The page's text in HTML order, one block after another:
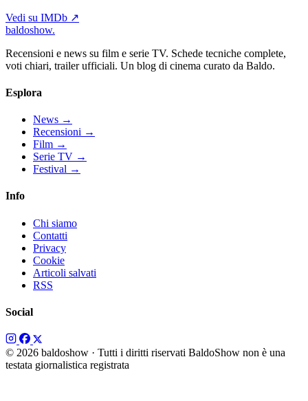
Vedi su IMDb ↗
baldoshow.
Recensioni e news su film e serie TV. Schede tecniche complete,
voti chiari, trailer ufficiali. Un blog di cinema curato da Baldo.
Esplora
News →
Recensioni →
Film →
Serie TV →
Festival →
Info
Chi siamo
Contatti
Privacy
Cookie
Articoli salvati
RSS
Social
© 2026 baldoshow · Tutti i diritti riservati BaldoShow non è una
testata giornalistica registrata